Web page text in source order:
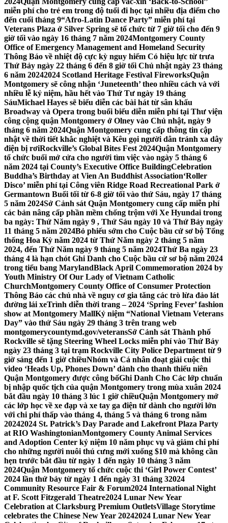
miễn phí cho trẻ em trong độ tuổi đi học tại nhiều địa điểm cho
đến cuối tháng 9“Afro-Latin Dance Party” miễn phí tại
Veterans Plaza ở Silver Spring sẽ tổ chức từ 7 giờ tối cho đến 9
giờ tối vào ngày 16 tháng 7 năm 2024Montgomery County
Office of Emergency Management and Homeland Security
Thông Báo về nhiệt độ cực kỳ nguy hiểm Có hiệu lực từ trưa
Thứ Bảy ngày 22 tháng 6 đến 8 giờ tối Chủ nhật ngày 23 tháng
6 năm 20242024 Scotland Heritage Festival FireworksQuận
Montgomery sẽ công nhận ‘Juneteenth’ theo nhiều cách và với
nhiều lễ kỷ niệm, hầu hết vào Thứ Tư ngày 19 tháng
SáuMichael Hayes sẽ biểu diễn các bài hát từ sân khấu
Broadway và Opera trong buổi biểu diễn miễn phí tại Thư viện
công cộng quận Montgomery ở Olney vào Chủ nhật, ngày 9
tháng 6 năm 2024Quận Montgomery cung cấp thông tin cập
nhật về thời tiết khắc nghiệt và Kêu gọi người dân tránh xa dây
điện bị rơiRockville’s Global Bites Fest 2024Quận Montgomery
tổ chức buổi mở cửa cho người tìm việc vào ngày 5 tháng 6
năm 2024 tại County’s Executive Office BuildingCelebration
Buddha’s Birthday at Vien An Buddhist Association‘Roller
Disco’ miễn phí tại Công viên Ridge Road Recreational Park ở
Germantown Buổi tối từ 6-8 giờ tối vào thứ Sáu, ngày 17 tháng
5 năm 2024Sở Cảnh sát Quận Montgomery cung cấp miễn phí
các bản nâng cấp phần mềm chống trộm với Xe Hyundai trong
ba ngày: Thứ Năm ngày 9 , Thứ Sáu ngày 10 và Thứ Bảy ngày
11 tháng 5 năm 2024Bỏ phiếu sớm cho Cuộc bầu cử sơ bộ Tổng
thống Hoa Kỳ năm 2024 từ Thứ Năm ngày 2 tháng 5 năm
2024, đến Thứ Năm ngày 9 tháng 5 năm 2024Thứ Ba ngày 23
tháng 4 là hạn chót Ghi Danh cho Cuộc bầu cử sơ bộ năm 2024
trong tiểu bang MarylandBlack April Commemoration 2024 by
Youth Ministry Of Our Lady of Vietnam Catholic
ChurchMontgomery County Office of Consumer Protection
Thông Báo các chủ nhà về nguy cơ gia tăng các trò lừa đảo lát
đường lái xeTrình diễn thời trang – 2024 ‘Spring Fever’ fashion
show at Montgomery MallKỷ niệm “National Vietnam Veterans
Day” vào thứ Sáu ngày 29 tháng 3 trên trang web
montgomerycountymd.gov/veteransSở Cảnh sát Thành phố
Rockville sẽ tặng Steering Wheel Locks miễn phí vào Thứ Bảy
ngày 23 tháng 3 tại trạm Rockville City Police Department từ 9
giờ sáng đến 1 giờ chiềuNhóm và Cá nhân đoạt giải cuộc thi
video ‘Heads Up, Phones Down’ dành cho thanh thiếu niên
Quận Montgomery được công bốGhi Danh Cho Các lớp chuẩn
bị nhập quốc tịch của quận Montgomery trong mùa xuân 2024
bắt đầu ngày 10 tháng 3 lúc 1 giờ chiềuQuận Montgomery mở
các lớp học về xe đạp và xe tay ga điện tử dành cho người lớn
với chi phí thấp vào tháng 4, tháng 5 và tháng 6 trong năm
20242024 St. Patrick’s Day Parade and Lakefront Plaza Party
at RIO WashingtonianMontgomery County Animal Services
and Adoption Center kỷ niệm 10 năm phục vụ và giảm chi phí
cho những người nuôi thú cưng mới xuống $10 mà không cần
hẹn trước bắt đầu từ ngày 1 đến ngày 10 tháng 3 năm
2024Quận Montgomery tổ chức cuộc thi ‘Girl Power Contest’
2024 lần thứ bảy từ ngày 1 đến ngày 31 tháng 32024
Community Resource Fair & Forum2024 International Night
at F. Scott Fitzgerald Theatre2024 Lunar New Year
Celebration at Clarksburg Premium OutletsVillage Storytime
celebrates the Chinese New Year 20242024 Lunar New Year